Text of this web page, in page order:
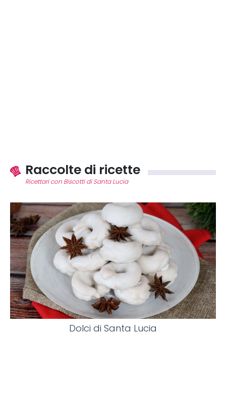
Raccolte di ricette
Ricettari con Biscotti di Santa Lucia
Dolci di Santa Lucia